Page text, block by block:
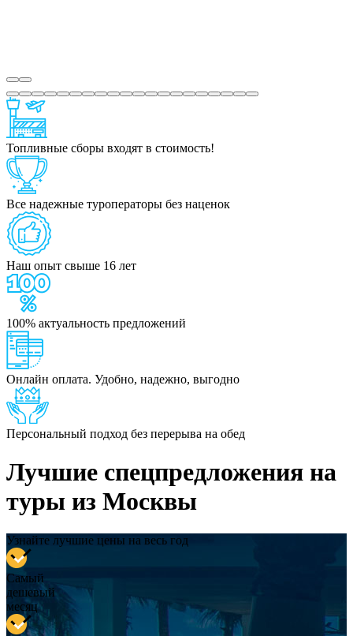
Топливные сборы входят в стоимость!
Все надежные туроператоры без наценок
Наш опыт свыше 16 лет
100% актуальность предложений
Онлайн оплата. Удобно, надежно, выгодно
Персональный подход без перерыва на обед
Лучшие спецпредложения на
туры из Москвы
Узнайте лучшие цены на весь год
Самый
дешевый
месяц